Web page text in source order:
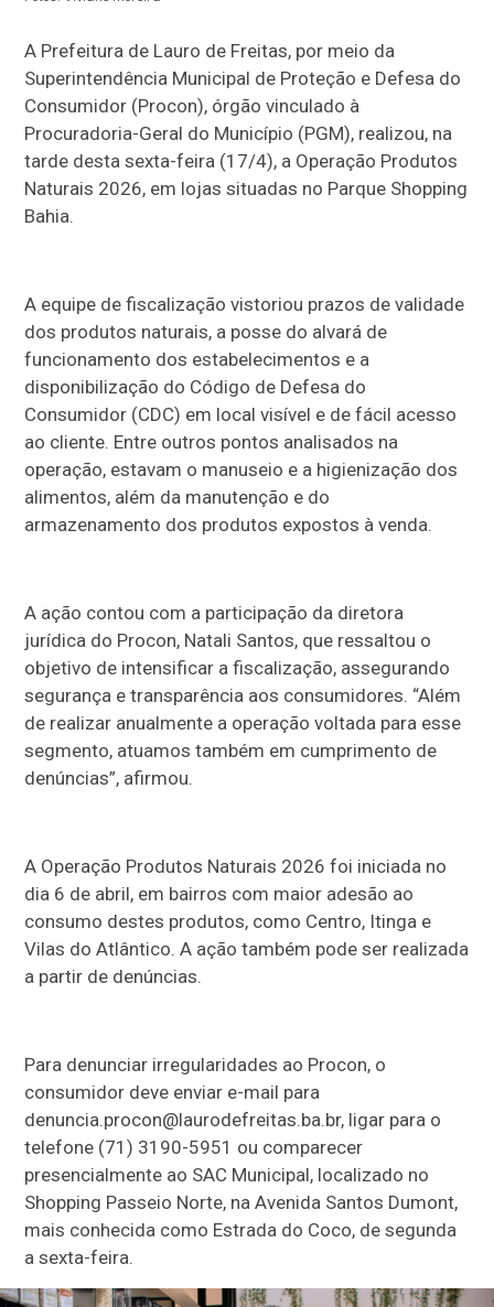
A Prefeitura de Lauro de Freitas, por meio da
Superintendência Municipal de Proteção e Defesa do
Consumidor (Procon), órgão vinculado à
Procuradoria-Geral do Município (PGM), realizou, na
tarde desta sexta-feira (17/4), a Operação Produtos
Naturais 2026, em lojas situadas no Parque Shopping
Bahia.
A equipe de fiscalização vistoriou prazos de validade
dos produtos naturais, a posse do alvará de
funcionamento dos estabelecimentos e a
disponibilização do Código de Defesa do
Consumidor (CDC) em local visível e de fácil acesso
ao cliente. Entre outros pontos analisados na
operação, estavam o manuseio e a higienização dos
alimentos, além da manutenção e do
armazenamento dos produtos expostos à venda.
A ação contou com a participação da diretora
jurídica do Procon, Natali Santos, que ressaltou o
objetivo de intensificar a fiscalização, assegurando
segurança e transparência aos consumidores. “Além
de realizar anualmente a operação voltada para esse
segmento, atuamos também em cumprimento de
denúncias”, afirmou.
A Operação Produtos Naturais 2026 foi iniciada no
dia 6 de abril, em bairros com maior adesão ao
consumo destes produtos, como Centro, Itinga e
Vilas do Atlântico. A ação também pode ser realizada
a partir de denúncias.
Para denunciar irregularidades ao Procon, o
consumidor deve enviar e-mail para
denuncia.procon@laurodefreitas.ba.br, ligar para o
telefone (71) 3190-5951 ou comparecer
presencialmente ao SAC Municipal, localizado no
Shopping Passeio Norte, na Avenida Santos Dumont,
mais conhecida como Estrada do Coco, de segunda
a sexta-feira.